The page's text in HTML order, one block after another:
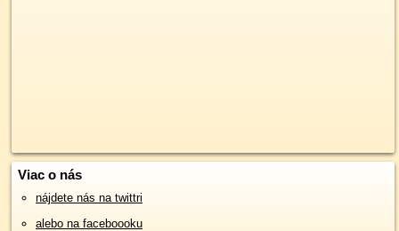
Viac o nás
nájdete nás na twittri
alebo na faceboooku